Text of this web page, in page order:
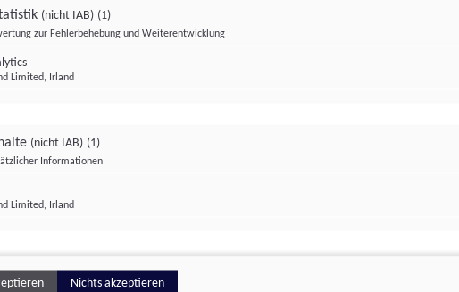
(nicht IAB) (1)
zur Fehlerbehebung und Weiterentwicklung
Limited, Irland
(nicht IAB) (1)
Informationen
Limited, Irland
Nichts akzeptieren